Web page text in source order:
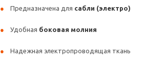
Предназначена для сабли (электро)
Удобная боковая молния
Надежная электропроводящая ткань